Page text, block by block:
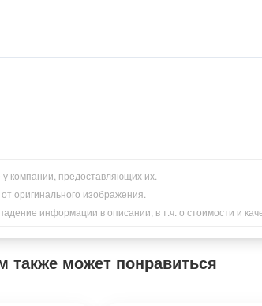
компании, предоставляющих их.
оригинального изображения.
информации в описании, в т.ч. о стоимости и
также может понравиться